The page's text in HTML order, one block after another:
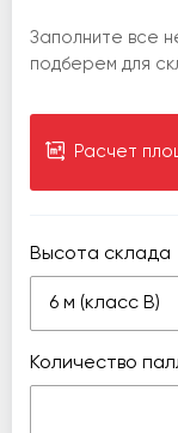
Заполните все
подберем для
Расчет
Высота склада
6 м (класс В)
Количество